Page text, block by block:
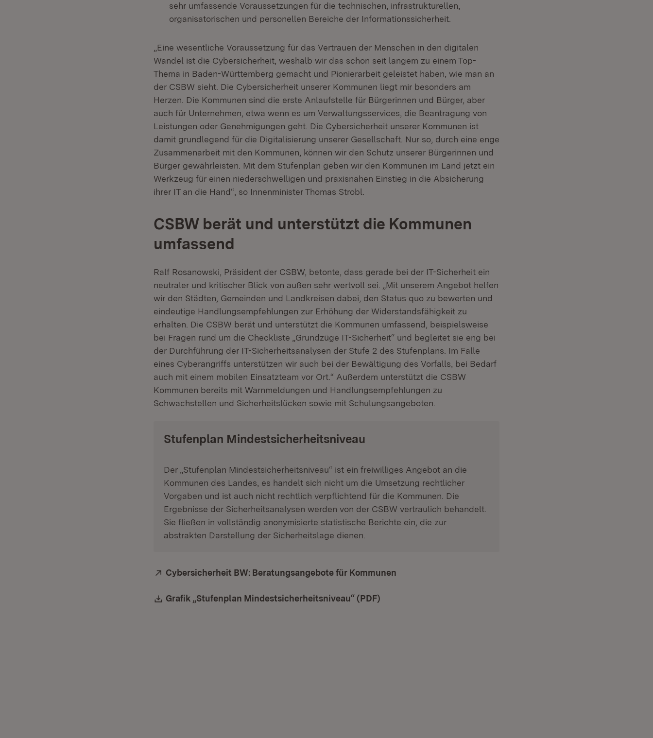
sehr umfassende Voraussetzungen für die technischen, infrastrukturellen,
organisatorischen und personellen Bereiche der Informationssicherheit.
„Eine wesentliche Voraussetzung für das Vertrauen der Menschen in den digitalen
Wandel ist die Cybersicherheit, weshalb wir das schon seit langem zu einem Top-
Thema in Baden-Württemberg gemacht und Pionierarbeit geleistet haben, wie man an
der CSBW sieht. Die Cybersicherheit unserer Kommunen liegt mir besonders am
Herzen. Die Kommunen sind die erste Anlaufstelle für Bürgerinnen und Bürger, aber
auch für Unternehmen, etwa wenn es um Verwaltungsservices, die Beantragung von
Leistungen oder Genehmigungen geht. Die Cybersicherheit unserer Kommunen ist
damit grundlegend für die Digitalisierung unserer Gesellschaft. Nur so, durch eine enge
Zusammenarbeit mit den Kommunen, können wir den Schutz unserer Bürgerinnen und
Bürger gewährleisten. Mit dem Stufenplan geben wir den Kommunen im Land jetzt ein
Werkzeug für einen niederschwelligen und praxisnahen Einstieg in die Absicherung
ihrer IT an die Hand“, so Innenminister Thomas Strobl.
CSBW berät und unterstützt die Kommunen
umfassend
Ralf Rosanowski, Präsident der CSBW, betonte, dass gerade bei der IT-Sicherheit ein
neutraler und kritischer Blick von außen sehr wertvoll sei. „Mit unserem Angebot helfen
wir den Städten, Gemeinden und Landkreisen dabei, den Status quo zu bewerten und
eindeutige Handlungsempfehlungen zur Erhöhung der Widerstandsfähigkeit zu
erhalten. Die CSBW berät und unterstützt die Kommunen umfassend, beispielsweise
bei Fragen rund um die Checkliste „Grundzüge IT-Sicherheit“ und begleitet sie eng bei
der Durchführung der IT-Sicherheitsanalysen der Stufe 2 des Stufenplans. Im Falle
eines Cyberangriffs unterstützen wir auch bei der Bewältigung des Vorfalls, bei Bedarf
auch mit einem mobilen Einsatzteam vor Ort.“ Außerdem unterstützt die CSBW
Kommunen bereits mit Warnmeldungen und Handlungsempfehlungen zu
Schwachstellen und Sicherheitslücken sowie mit Schulungsangeboten.
Stufenplan Mindestsicherheitsniveau
Der „Stufenplan Mindestsicherheitsniveau“ ist ein freiwilliges Angebot an die
Kommunen des Landes, es handelt sich nicht um die Umsetzung rechtlicher
Vorgaben und ist auch nicht rechtlich verpflichtend für die Kommunen. Die
Ergebnisse der Sicherheitsanalysen werden von der CSBW vertraulich behandelt.
Sie fließen in vollständig anonymisierte statistische Berichte ein, die zur
abstrakten Darstellung der Sicherheitslage dienen.
Extern:
Cybersicherheit BW: Beratungsangebote für Kommunen
Download:
Grafik „Stufenplan Mindestsicherheitsniveau“ (PDF)